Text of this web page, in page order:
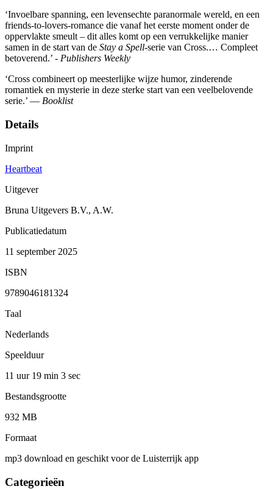
‘Invoelbare spanning, een levensechte paranormale wereld, en een
friends-to-lovers-romance die vanaf het eerste moment onder de
oppervlakte smeult – dit alles komt op een verrukkelijke manier
samen in de start van de Stay a Spell-serie van Cross.… Compleet
betoverend.’ - Publishers Weekly
‘Cross combineert op meesterlijke wijze humor, zinderende
romantiek en mysterie in deze sterke start van een veelbelovende
serie.’ — Booklist
Details
Imprint
Heartbeat
Uitgever
Bruna Uitgevers B.V., A.W.
Publicatiedatum
11 september 2025
ISBN
9789046181324
Taal
Nederlands
Speelduur
11 uur 19 min 3 sec
Bestandsgrootte
932 MB
Formaat
mp3 download en geschikt voor de Luisterrijk app
Categorieën